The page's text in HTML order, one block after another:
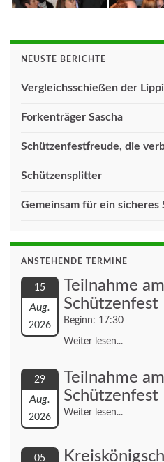
NEUSTE BERICHTE
Vergleichsschießen der
Forkenträger Sascha
Schützenfestfreude, die
Schützensplitter
Gemeinsam für ein sicheres
ANSTEHENDE TERMINE
15
Aug.
2026
Teilnahme
Schützenfest
Beginn: 17:30
Weiter lesen...
29
Aug.
2026
Teilnahme
Schützenfest
Weiter lesen...
05